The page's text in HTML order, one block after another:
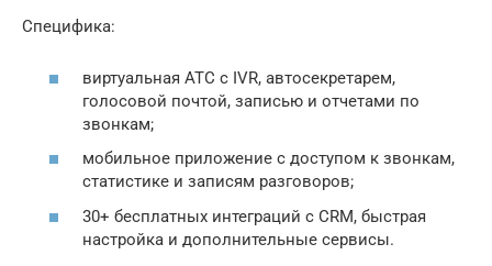
Специфика:
виртуальная АТС с IVR, автосекретарем,
голосовой почтой, записью и отчетами по
звонкам;
мобильное приложение с доступом к звонкам,
статистике и записям разговоров;
30+ бесплатных интеграций с CRM, быстрая
настройка и дополнительные сервисы.